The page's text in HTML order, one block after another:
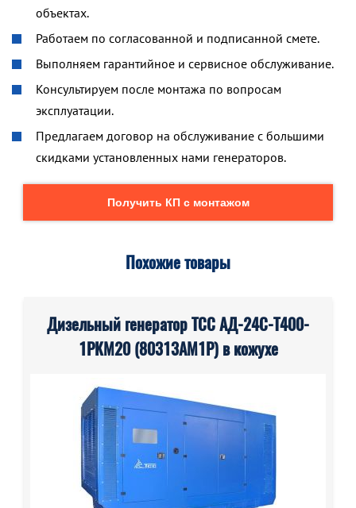
объектах.
Работаем по согласованной и подписанной смете.
Выполняем гарантийное и сервисное обслуживание.
Консультируем после монтажа по вопросам
эксплуатации.
Предлагаем договор на обслуживание с большими
скидками установленных нами генераторов.
Получить КП с монтажом
Похожие товары
Дизельный генератор ТСС АД-24С-Т400-
1РКМ20 (80313AM1P) в кожухе